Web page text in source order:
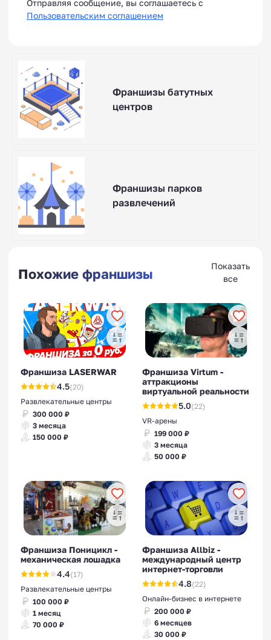
Отправляя сообщение, вы соглашаетесь с
Пользовательским соглашением
Франшизы батутных
центров
Франшизы парков
развлечений
Похожие франшизы
Показать
все
Франшиза LASERWAR
4.5(20)
Развлекательные центры
300 000 ₽
3 месяца
150 000 ₽
Франшиза Virtum -
аттракционы
виртуальной реальности
5.0(22)
VR-арены
199 000 ₽
3 месяца
50 000 ₽
Франшиза Поницикл -
механическая лошадка
4.4(17)
Развлекательные центры
100 000 ₽
1 месяц
70 000 ₽
Франшиза Allbiz -
международный центр
интернет-торговли
4.8(22)
Онлайн-бизнес в интернете
200 000 ₽
6 месяцев
30 000 ₽